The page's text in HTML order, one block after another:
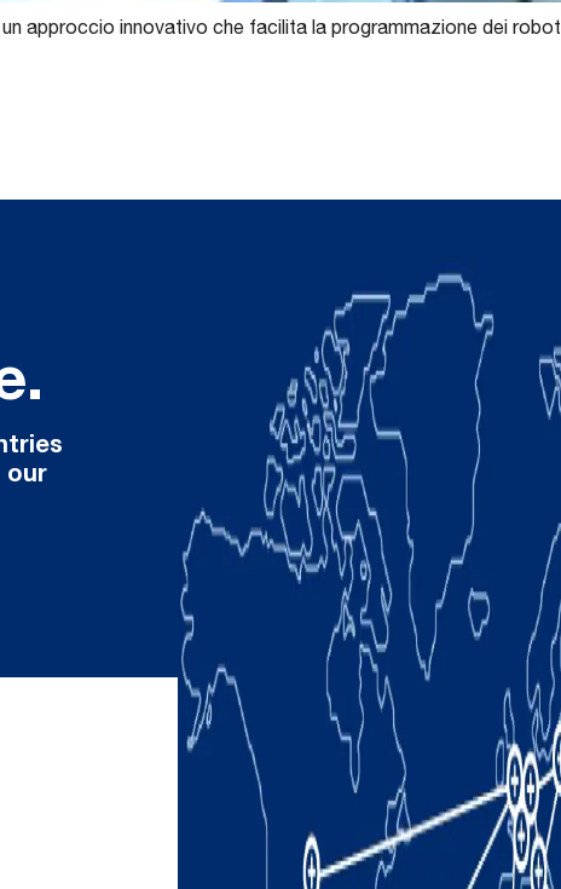
approccio innovativo che facilita la programmazione dei robot
our